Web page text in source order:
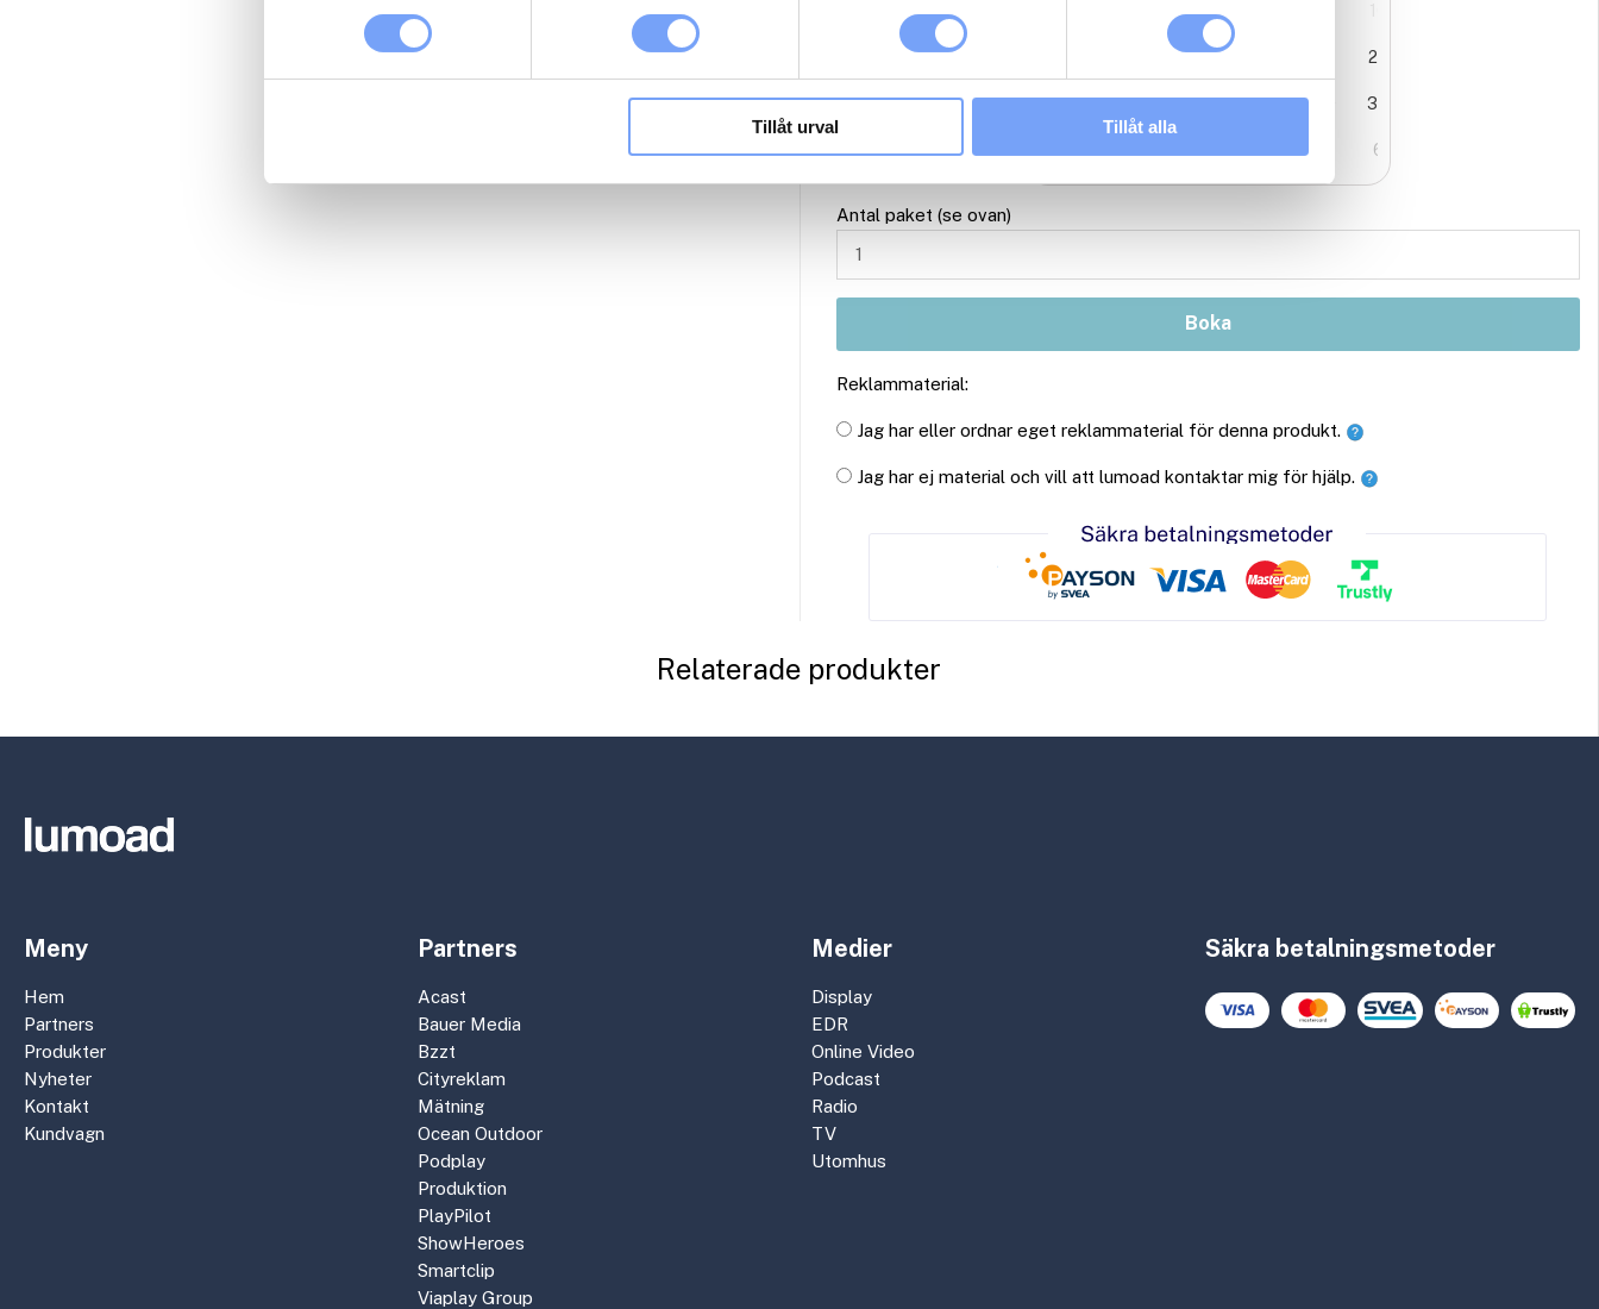
Tillåt urval Tillåt alla
Reklammaterial:
Jag har eller ordnar eget reklammaterial för denna produkt.
Jag har ej material och vill att lumoad kontaktar mig för hjälp.
13
20 23
24 25 26 27 28 30
6
Antal paket (se ovan)
Boka
Relaterade produkter
Meny
Hem
Partners
Produkter
Nyheter
Kontakt
Kundvagn
Partners
Acast
Bauer Media
Bzzt
Cityreklam
Mätning
Ocean Outdoor
Podplay
Produktion
PlayPilot
ShowHeroes
Smartclip
Viaplay Group
Medier
Display
EDR
Online Video
Podcast
Radio
TV
Utomhus
Säkra betalningsmetoder